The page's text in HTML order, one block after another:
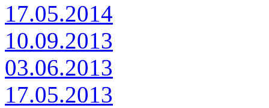
17.05.2014
10.09.2013
03.06.2013
17.05.2013